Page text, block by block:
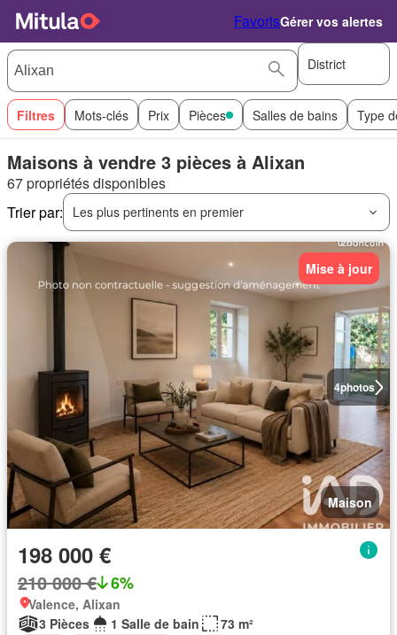
FavorisGérer vos alertes
District
Filtres Mots-clés Prix Pièces Salles de bains Type
Maisons à vendre 3 pièces à Alixan
67 propriétés disponibles
Trier par:
Les plus pertinents en premier
4photos
Mise à jour
Maison
198 000 €
210 000 € 6%
Valence, Alixan
3 Pièces
1 Salle de bain
73 m²